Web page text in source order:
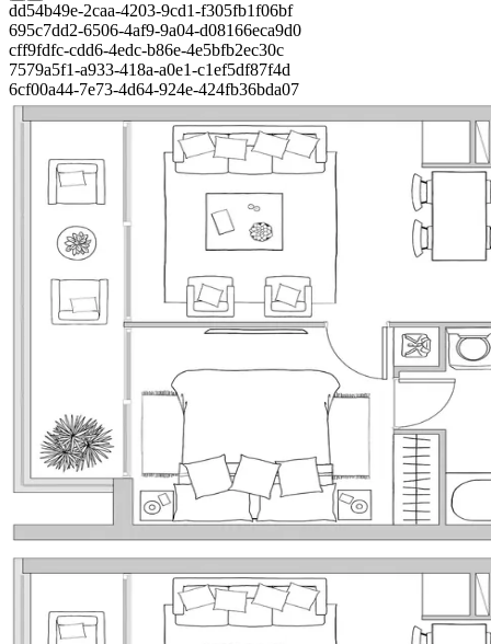
dd54b49e-2caa-4203-9cd1-f305fb1f06bf
695c7dd2-6506-4af9-9a04-d08166eca9d0
cff9fdfc-cdd6-4edc-b86e-4e5bfb2ec30c
7579a5f1-a933-418a-a0e1-c1ef5df87f4d
6cf00a44-7e73-4d64-924e-424fb36bda07